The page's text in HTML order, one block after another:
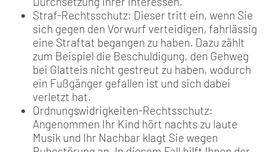
Straf-Rechtsschutz: Dieser tritt ein, wenn Sie
sich gegen den Vorwurf verteidigen, fahrlässig
eine Straftat begangen zu haben. Dazu zählt
zum Beispiel die Beschuldigung, den Gehweg
bei Glatteis nicht gestreut zu haben, wodurch
ein Fußgänger gefallen ist und sich dabei
verletzt hat.
Ordnungswidrigkeiten-Rechtsschutz:
Angenommen Ihr Kind hört nachts zu laute
Musik und Ihr Nachbar klagt Sie wegen